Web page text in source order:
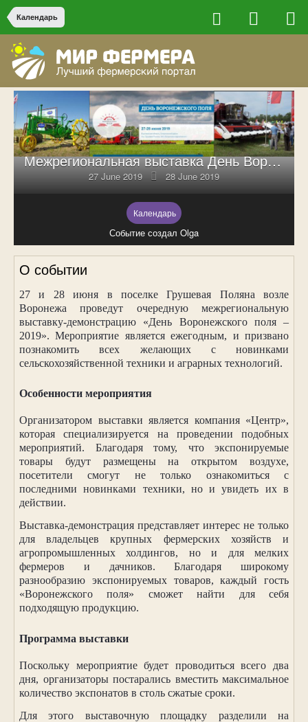
Календарь
Межрегиональная выставка День Воронежского поля – 2019
27 June 2019 28 June 2019
Календарь
Событие создал Olga
О событии
27 и 28 июня в поселке Грушевая Поляна возле
Воронежа проведут очередную межрегиональную
выставку-демонстрацию «День Воронежского поля –
2019». Мероприятие является ежегодным, и призвано
познакомить всех желающих с новинками
сельскохозяйственной техники и аграрных технологий.
Особенности мероприятия
Организатором выставки является компания «Центр»,
которая специализируется на проведении подобных
мероприятий. Благодаря тому, что экспонируемые
товары будут размещены на открытом воздухе,
посетители смогут не только ознакомиться с
последними новинками техники, но и увидеть их в
действии.
Выставка-демонстрация представляет интерес не только
для владельцев крупных фермерских хозяйств и
агропромышленных холдингов, но и для мелких
фермеров и дачников. Благодаря широкому
разнообразию экспонируемых товаров, каждый гость
«Воронежского поля» сможет найти для себя
подходящую продукцию.
Программа выставки
Поскольку мероприятие будет проводиться всего два
дня, организаторы постарались вместить максимальное
количество экспонатов в столь сжатые сроки.
Для этого выставочную площадку разделили на